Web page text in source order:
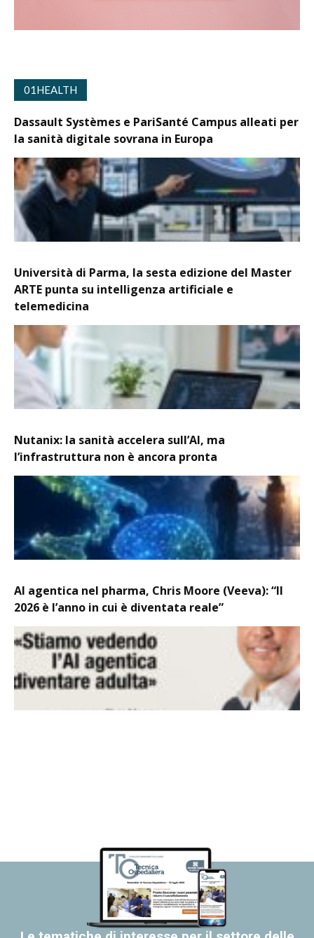
01HEALTH
Dassault Systèmes e PariSanté Campus alleati per
la sanità digitale sovrana in Europa
Università di Parma, la sesta edizione del Master
ARTE punta su intelligenza artificiale e
telemedicina
Nutanix: la sanità accelera sull’AI, ma
l’infrastruttura non è ancora pronta
AI agentica nel pharma, Chris Moore (Veeva): “Il
2026 è l’anno in cui è diventata reale”